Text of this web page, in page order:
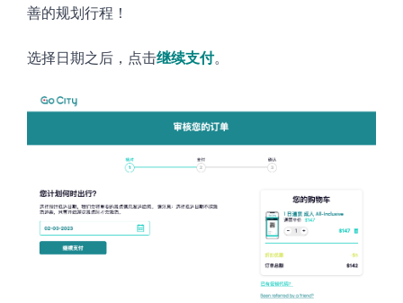
善的规划行程！
选择日期之后，点击继续支付。